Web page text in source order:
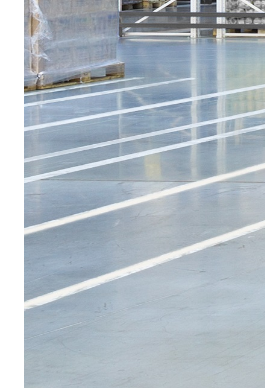
Mettmann
Schwelm
Für Bewerber